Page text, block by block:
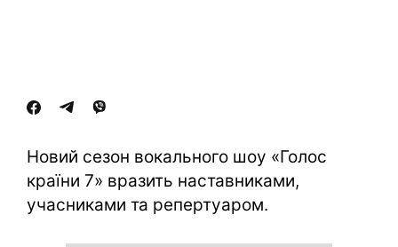
Новий сезон вокального шоу «Голос
країни 7» вразить наставниками,
учасниками та репертуаром.